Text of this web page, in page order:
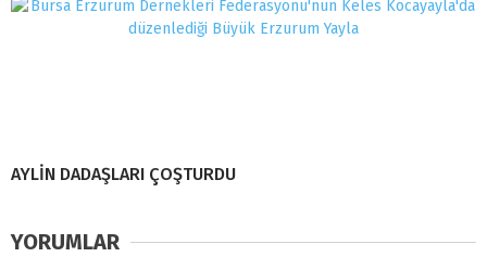
AYLİN DADAŞLARI ÇOŞTURDU
YORUMLAR